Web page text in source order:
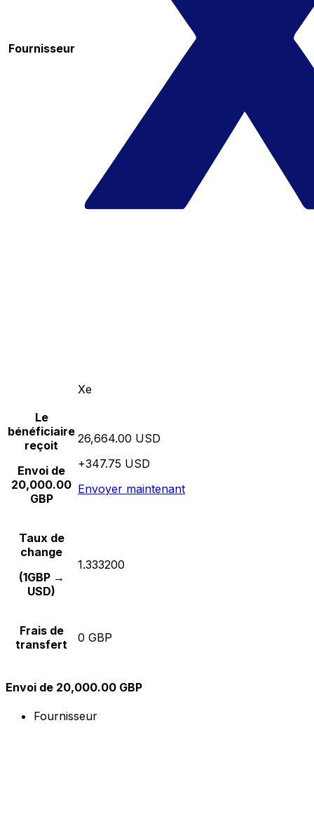
Fournisseur
Xe
Le
bénéficiaire
reçoit
Envoi de
20,000.00
GBP
26,664.00 USD
+347.75 USD
Envoyer maintenant
Taux de
change
(1GBP →
USD)
1.333200
Frais de
transfert
0 GBP
Envoi de 20,000.00 GBP
Fournisseur